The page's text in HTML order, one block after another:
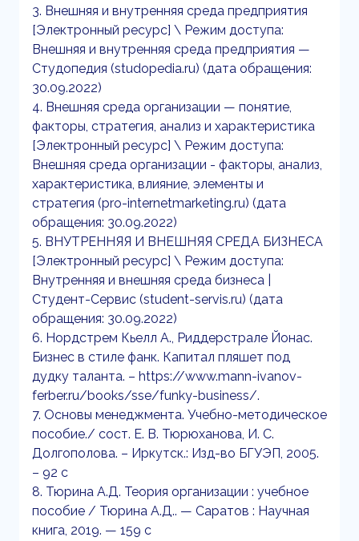
3. Внешняя и внутренняя среда предприятия
[Электронный ресурс] \ Режим доступа:
Внешняя и внутренняя среда предприятия —
Студопедия (studopedia.ru) (дата обращения:
30.09.2022)
4. Внешняя среда организации — понятие,
факторы, стратегия, анализ и характеристика
[Электронный ресурс] \ Режим доступа:
Внешняя среда организации - факторы, анализ,
характеристика, влияние, элементы и
стратегия (pro-internetmarketing.ru) (дата
обращения: 30.09.2022)
5. ВНУТРЕННЯЯ И ВНЕШНЯЯ СРЕДА БИЗНЕСА
[Электронный ресурс] \ Режим доступа:
Внутренняя и внешняя среда бизнеса |
Студент-Сервис (student-servis.ru) (дата
обращения: 30.09.2022)
6. Нордстрем Кьелл А., Риддерстрале Йонас.
Бизнес в стиле фанк. Капитал пляшет под
дудку таланта. – https://www.mann-ivanov-
ferber.ru/books/sse/funky-business/.
7. Основы менеджмента. Учебно-методическое
пособие./ сост. Е. В. Тюрюханова, И. С.
Долгополова. – Иркутск.: Изд-во БГУЭП, 2005.
– 92 с
8. Тюрина А.Д. Теория организации : учебное
пособие / Тюрина А.Д.. — Саратов : Научная
книга, 2019. — 159 c